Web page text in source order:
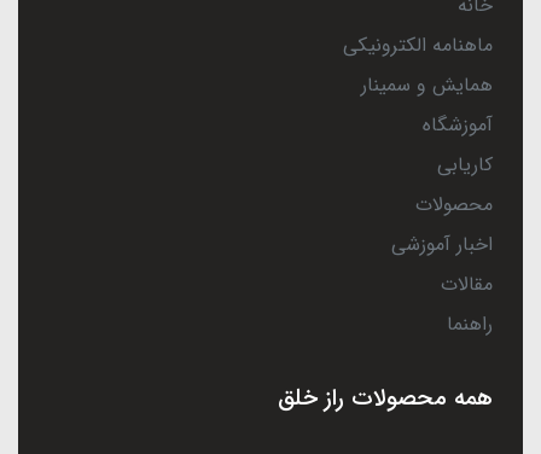
ماهنامه الکترونیکی
همایش و سمینار
آموزشگاه
کاریابی
محصولات
اخبار آموزشی
مقالات
راهنما
همه محصولات راز خلق